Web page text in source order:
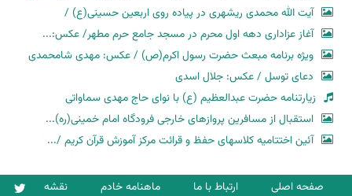
آیت الله محمدی ریشهری در پیاده روی اربعین حسینی(ع) /
آغاز عزاداری دهه اول محرم در مسجد جامع حرم مطهر/ عکس:...
ویژه برنامه مبعث حضرت رسول اکرم(ص) / عکس: مهدی شامحمدی
دعای توسل / عکس: جلال اسدی
زیارتنامه حضرت عبدالعظیم (ع) با نوای حاج مهدی سماواتی
استقبال از مسافرین پروازهای خارجی فرودگاه امام خمینی(ره)...
آئین اختتامیه کلاسهای حفظ و قرائت مرکز آموزش قرآن کریم /...
صفحه اصلی ارتباط با ما ماهنامه خادم نقشه